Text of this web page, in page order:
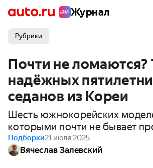
Журнал
Рубрики
Почти не ломаются?
надёжных
седанов из Кореи
Шесть южнокорейских
которыми почти не бывает
Подборки21 июля 2025
Вячеслав Залевский